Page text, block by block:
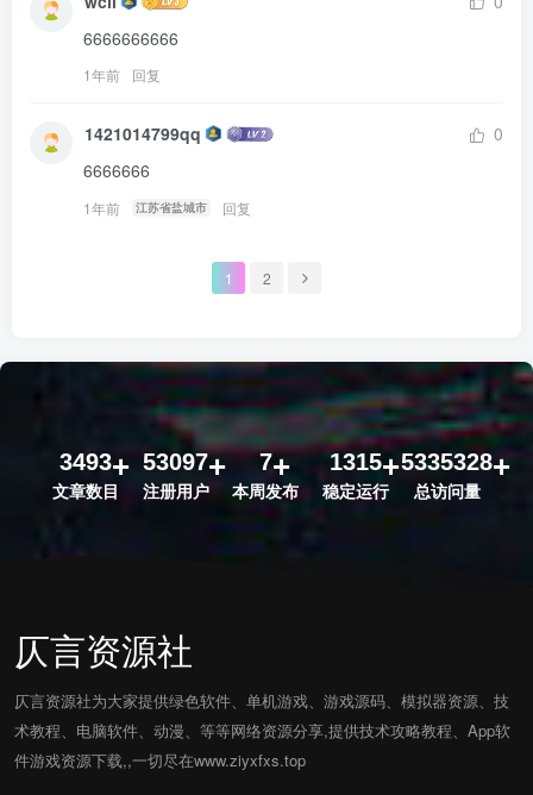
6666666666
1年前 回复
1421014799qq
0
6666666
1年前 江苏省盐城市 回复
1 2
3493
文章数目
53097
注册用户
7
本周发布
1315
稳定运行
5335328
总访问量
仄言资源社
仄言资源社为大家提供绿色软件、单机游戏、游戏源码、模拟器资源、技
术教程、电脑软件、动漫、等等网络资源分享,提供技术攻略教程、App软
件游戏资源下载,,一切尽在www.ziyxfxs.top